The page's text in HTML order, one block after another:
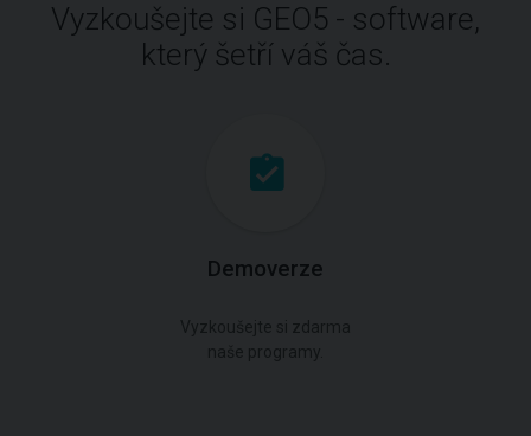
Vyzkoušejte si GEO5 - software,
který šetří váš čas.
Demoverze